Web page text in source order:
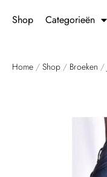
Shop Categorieën
Home / Shop / Broeken /